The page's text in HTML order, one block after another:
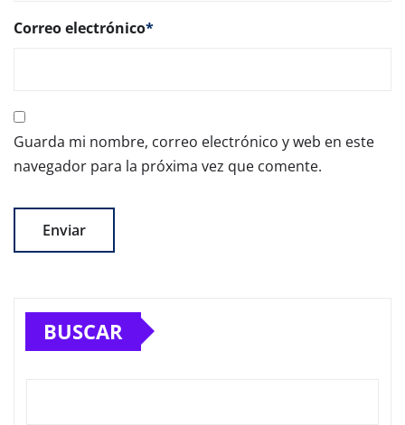
Correo electrónico*
Guarda mi nombre, correo electrónico y web en este
navegador para la próxima vez que comente.
BUSCAR